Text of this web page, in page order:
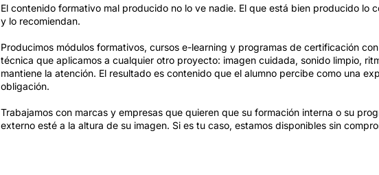
El contenido formativo mal producido no lo ve nadie. El que está bien producido lo
y lo recomiendan.
Producimos módulos formativos, cursos e-learning y programas de certificación
técnica que aplicamos a cualquier otro proyecto: imagen cuidada, sonido limpio,
mantiene la atención. El resultado es contenido que el alumno percibe como una
obligación.
Trabajamos con marcas y empresas que quieren que su formación interna o su
externo esté a la altura de su imagen. Si es tu caso, estamos disponibles sin